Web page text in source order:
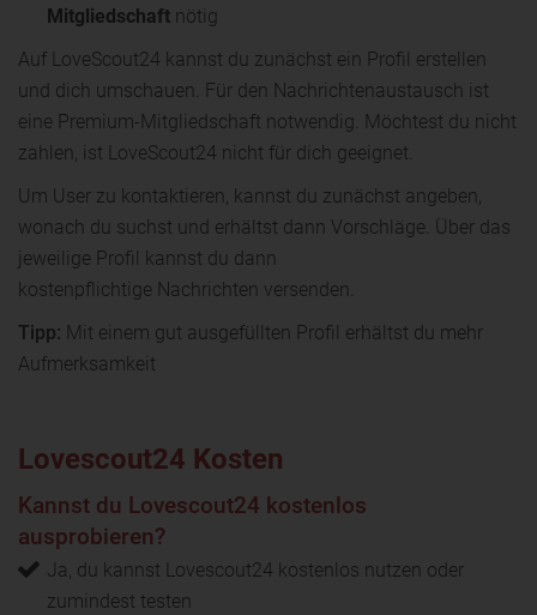
Mitgliedschaft nötig
Auf LoveScout24 kannst du zunächst ein Profil erstellen
und dich umschauen. Für den Nachrichtenaustausch ist
eine Premium-Mitgliedschaft notwendig. Möchtest du nicht
zahlen, ist LoveScout24 nicht für dich geeignet.
Um User zu kontaktieren, kannst du zunächst angeben,
wonach du suchst und erhältst dann Vorschläge. Über das
jeweilige Profil kannst du dann
kostenpflichtige Nachrichten versenden.
Tipp: Mit einem gut ausgefüllten Profil erhältst du mehr
Aufmerksamkeit
Lovescout24 Kosten
Kannst du Lovescout24 kostenlos
ausprobieren?
Ja, du kannst Lovescout24 kostenlos nutzen oder
zumindest testen